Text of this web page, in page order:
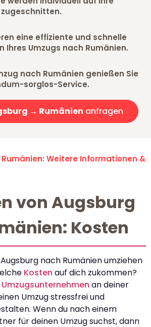
eine effiziente und schnelle
Ihres Umzugs nach Rumänien.
nach Rumänien genießen Sie
sorglos-Service.
→ Rumänien anfragen
Weitere Informationen &
von Augsburg
Kosten
nach Rumänien umziehen
Kosten auf dich zukommen?
Umzugsunternehmen an deiner
Umzug stressfrei und
Wenn du nach einem
für deinen Umzug suchst, dann